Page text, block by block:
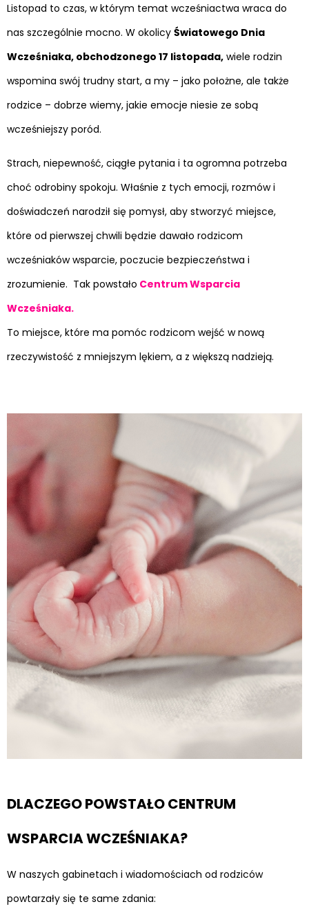
Listopad to czas, w którym temat wcześniactwa wraca do
nas szczególnie mocno. W okolicy Światowego Dnia
Wcześniaka, obchodzonego 17 listopada, wiele rodzin
wspomina swój trudny start, a my – jako położne, ale także
rodzice – dobrze wiemy, jakie emocje niesie ze sobą
wcześniejszy poród.
Strach, niepewność, ciągłe pytania i ta ogromna potrzeba
choć odrobiny spokoju. Właśnie z tych emocji, rozmów i
doświadczeń narodził się pomysł, aby stworzyć miejsce,
które od pierwszej chwili będzie dawało rodzicom
wcześniaków wsparcie, poczucie bezpieczeństwa i
zrozumienie. Tak powstało Centrum Wsparcia
Wcześniaka.
To miejsce, które ma pomóc rodzicom wejść w nową
rzeczywistość z mniejszym lękiem, a z większą nadzieją.
DLACZEGO POWSTAŁO CENTRUM
WSPARCIA WCZEŚNIAKA?
W naszych gabinetach i wiadomościach od rodziców
powtarzały się te same zdania: